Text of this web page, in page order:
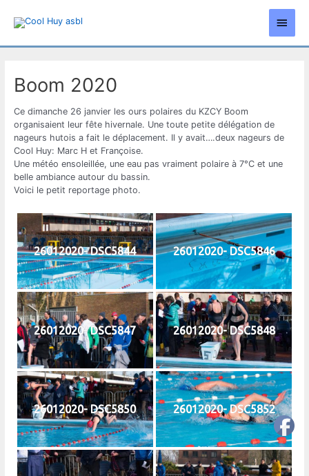
Menu
Boom 2020
Ce dimanche 26 janvier les ours polaires du KZCY Boom
organisaient leur fête hivernale. Une toute petite délégation de
nageurs hutois a fait le déplacement. Il y avait….deux nageurs de
Cool Huy: Marc H et Françoise.
Une météo ensoleillée, une eau pas vraiment polaire à 7°C et une
belle ambiance autour du bassin.
Voici le petit reportage photo.
26012020- DSC5844 26012020- DSC5846
26012020- DSC5847 26012020- DSC5848
26012020- DSC5850 26012020- DSC5852